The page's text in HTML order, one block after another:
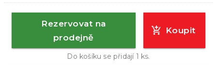
Rezervovat na
prodejně
Koupit
Do košíku se přidají 1 ks.